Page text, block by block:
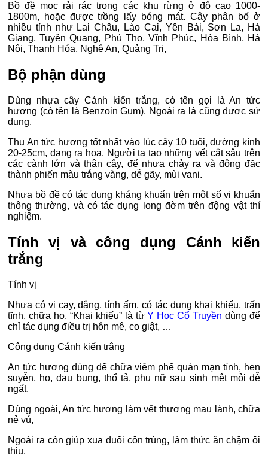
Bồ đề mọc rải rác trong các khu rừng ở độ cao 1000-
1800m, hoặc được trồng lấy bóng mát. Cây phân bố ở
nhiều tỉnh như Lai Châu, Lào Cai, Yên Bái, Sơn La, Hà
Giang, Tuyên Quang, Phú Thọ, Vĩnh Phúc, Hòa Bình, Hà
Nội, Thanh Hóa, Nghệ An, Quảng Trị,
Bộ phận dùng
Dùng nhựa cây Cánh kiến trắng, có tên gọi là An tức
hương (có tên là Benzoin Gum). Ngoài ra lá cũng được sử
dụng.
Thu An tức hương tốt nhất vào lúc cây 10 tuổi, đường kính
20-25cm, đang ra hoa. Người ta tạo những vết cắt sâu trên
các cành lớn và thân cây, để nhựa chảy ra và đông đặc
thành phiến màu trắng vàng, dễ gãy, mùi vani.
Nhựa bồ đề có tác dụng kháng khuẩn trên một số vi khuẩn
thông thường, và có tác dụng long đờm trên động vật thí
nghiệm.
Tính vị và công dụng Cánh kiến
trắng
Tính vị
Nhựa có vị cay, đắng, tính ấm, có tác dụng khai khiếu, trấn
tĩnh, chữa ho. “Khai khiếu” là từY Học Cổ Truyền dùng để
chỉ tác dụng điều trị hôn mê, co giật, …
Công dụng Cánh kiến trắng
An tức hương dùng để chữa viêm phế quản mạn tính, hen
suyễn, ho, đau bụng, thổ tả, phụ nữ sau sinh mệt mỏi dễ
ngất.
Dùng ngoài, An tức hương làm vết thương mau lành, chữa
nẻ vú,
Ngoài ra còn giúp xua đuổi côn trùng, làm thức ăn chậm ôi
thiu.